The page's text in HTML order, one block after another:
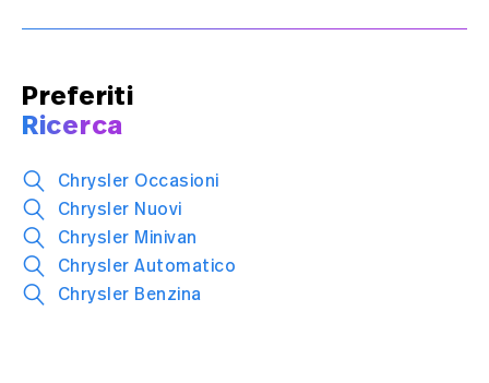
Preferiti
Ricerca
Chrysler Occasioni
Chrysler Nuovi
Chrysler Minivan
Chrysler Automatico
Chrysler Benzina